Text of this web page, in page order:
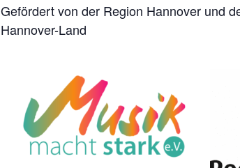
Gefördert von der Region Hannover und
Hannover-Land